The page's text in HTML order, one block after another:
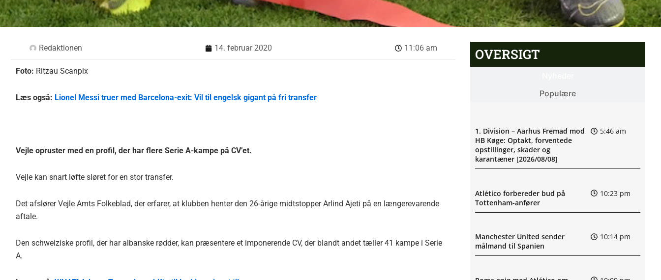
Redaktionen 14. februar 2020 11:06 am
Foto: Ritzau Scanpix
Læs også: Lionel Messi truer med Barcelona-exit: Vil til engelsk gigant på fri transfer
Vejle opruster med en profil, der har flere Serie A-kampe på CV’et.
Vejle kan snart løfte sløret for en stor transfer.
Det afslører Vejle Amts Folkeblad, der erfarer, at klubben henter den 26-årige midtstopper Arlind Ajeti på en længerevarende
aftale.
Den schweiziske profil, der har albanske rødder, kan præsentere et imponerende CV, der blandt andet tæller 41 kampe i Serie
A.
OVERSIGT
Populære
1. Division – Aarhus Fremad mod
HB Køge: Optakt, forventede
opstillinger, skader og
karantæner [2026/08/08]
5:46 am
Atlético forbereder bud på
Tottenham-anfører
10:23 pm
Manchester United sender
målmand til Spanien
10:14 pm